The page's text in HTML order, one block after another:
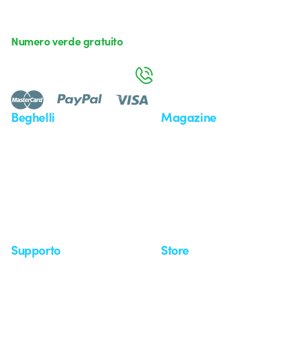
Beghelli Magazine
Supporto Store
Numero verde gratuito